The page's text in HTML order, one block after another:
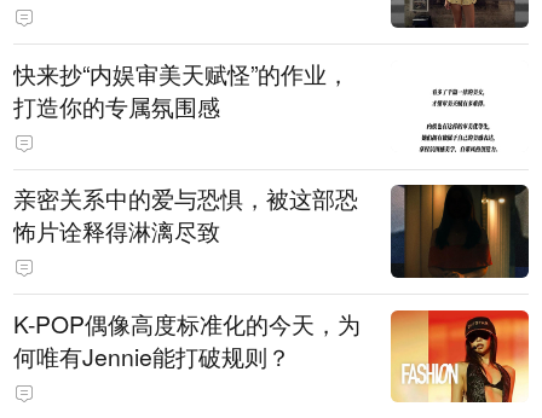
快来抄“内娱审美天赋怪”的作业，
打造你的专属氛围感
亲密关系中的爱与恐惧，被这部恐
怖片诠释得淋漓尽致
K-POP偶像高度标准化的今天，为
何唯有Jennie能打破规则？